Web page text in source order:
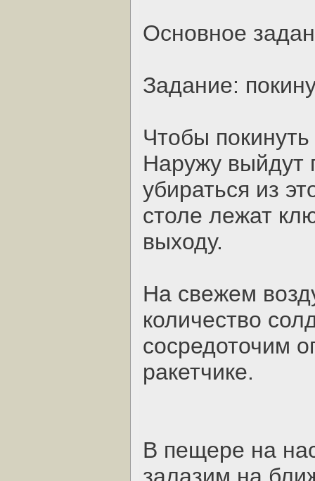
Основное
Задание:
Чтобы
Наружу выйдут
убираться из
столе лежат
выходу.
На свежем
количество
сосредоточим
ракетчике.
В пещере на